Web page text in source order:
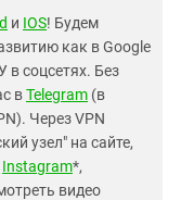
и IOS! Будем
как в Google
в соцсетях. Без
вTelegram (в
Через VPN
узел" на сайте,
Instagram*,
видео